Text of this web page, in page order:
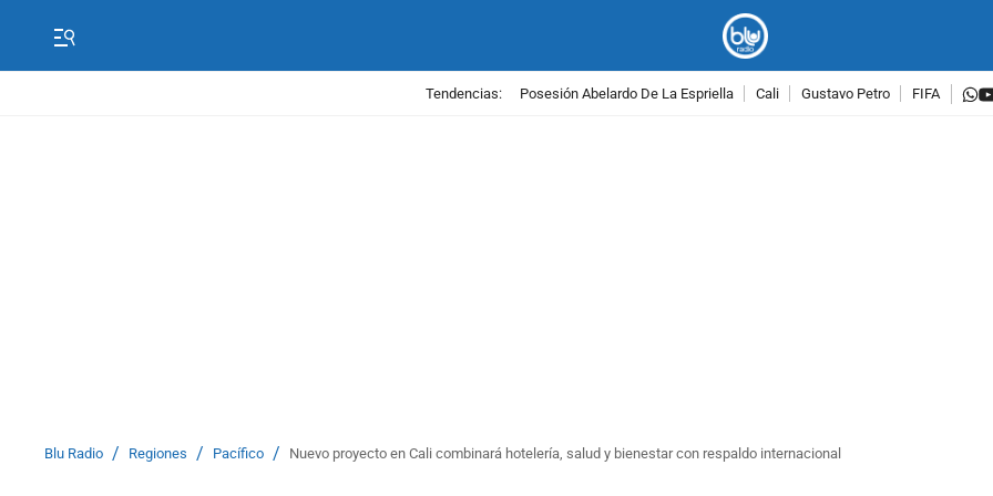
Tendencias: Posesión Abelardo De La Espriella Cali Gustavo Petro FIFA
Blu Radio / Regiones / Pacífico / Nuevo proyecto en Cali combinará hotelería, salud y bienestar con respaldo internacional